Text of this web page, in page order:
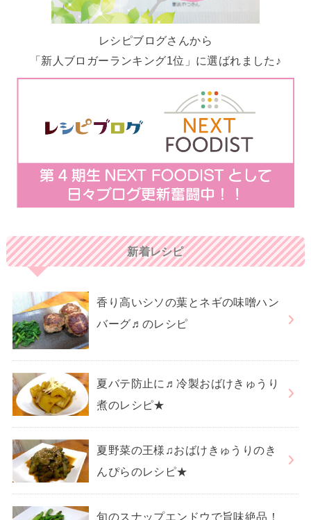
レシピブログさんから
「新人ブロガーランキング1位」に選ばれました♪
新着レシピ
香り高いシソの葉とネギの味噌ハン
バーグ♬のレシピ
夏バテ防止に♬冷製おばけきゅうり
煮のレシピ★
夏野菜の王様♫おばけきゅうりのき
んぴらのレシピ★
旬のスナップエンドウで旨味絶品！